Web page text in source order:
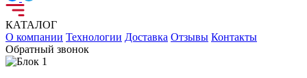
КАТАЛОГ
О компании Технологии Доставка Отзывы Контакты
Обратный звонок